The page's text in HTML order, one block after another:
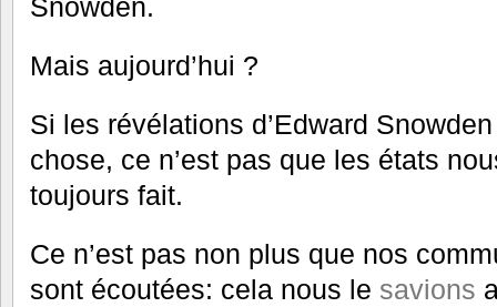
Snowden.
Mais aujourd’hui ?
Si les révélations d’Edward
chose, ce n’est pas que les états
toujours fait.
Ce n’est pas non plus que nos
sont écoutées: cela nous le savions